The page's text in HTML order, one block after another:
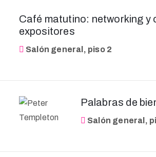
Café matutino: networking y
expositores
Salón general, piso 2
Palabras de
Salón general,